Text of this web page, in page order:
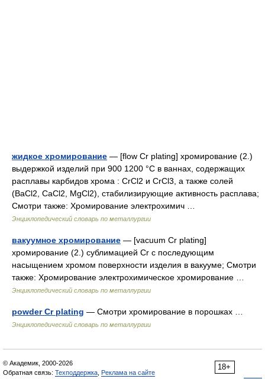
жидкое хромирование — [flow Cr plating] хромирование (2.)
выдержкой изделий при 900 1200 °С в ваннах, содержащих
расплавы карбидов хрома : CrСl2 и CrСl3, а также солей
(ВаСl2, СаСl2, MgCl2), стабилизирующие активность расплава;
Смотри также: Хромирование электрохимич …
Энциклопедический словарь по металлургии
вакуумное хромирование — [vacuum Cr plating]
хромирование (2.) сублимацией Cr с последующим
насыщением хромом поверхности изделия в вакууме; Смотри
также: Хромирование электрохимическое хромирование …
Энциклопедический словарь по металлургии
powder Cr plating — Смотри хромирование в порошках …
Энциклопедический словарь по металлургии
18+
© Академик, 2000-2026
Обратная связь: Техподдержка Реклама на сайте